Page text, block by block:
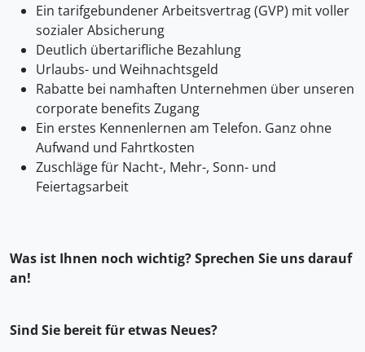
Ein tarifgebundener Arbeitsvertrag (GVP) mit voller
sozialer Absicherung
Deutlich übertarifliche Bezahlung
Urlaubs- und Weihnachtsgeld
Rabatte bei namhaften Unternehmen über unseren
corporate benefits Zugang
Ein erstes Kennenlernen am Telefon. Ganz ohne
Aufwand und Fahrtkosten
Zuschläge für Nacht-, Mehr-, Sonn- und
Feiertagsarbeit
Was ist Ihnen noch wichtig? Sprechen Sie uns darauf
an!
Sind Sie bereit für etwas Neues?